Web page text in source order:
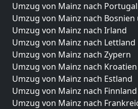
Umzug von Mainz nach Portugal
Umzug von Mainz nach
Umzug von Mainz nach Irland
Umzug von Mainz nach Lettland
Umzug von Mainz nach Zypern
Umzug von Mainz nach Kroatien
Umzug von Mainz nach Estland
Umzug von Mainz nach Finnland
Umzug von Mainz nach